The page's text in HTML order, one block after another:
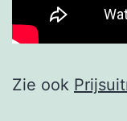
Zie ook